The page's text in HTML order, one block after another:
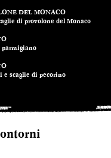
DEL MONACO
di provolone del Monaco
parmigiano
e scaglie di pecorino